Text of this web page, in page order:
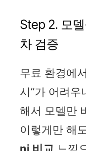
Step 2. 모
차 검증
무료 환경에
시”가 어려
해서 모델만
이렇게만 해도